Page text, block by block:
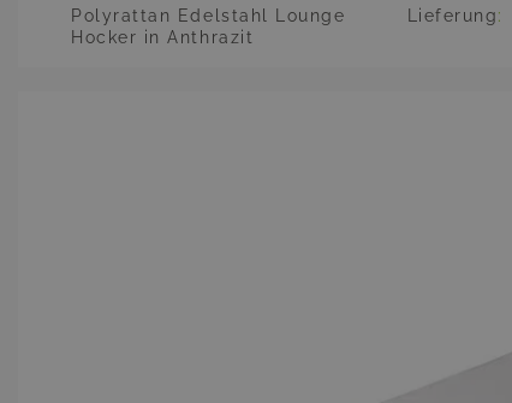
Polyrattan Edelstahl Lounge
Hocker in Anthrazit
Lieferung: